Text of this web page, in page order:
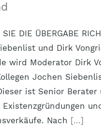
DIE ÜBERGABE
und Dirk
wird Moderator Dirk
Jochen
ist Senior Berater
Nach [...]